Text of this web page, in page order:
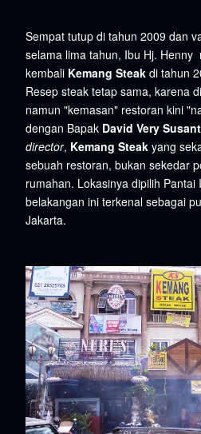
Sempat tutup di tahun 2009 dan
selama lima tahun, Ibu Hj. Henny
kembali Kemang Steak di tahun
Resep steak tetap sama, karena
namun "kemasan" restoran kini
dengan Bapak David Very
director, Kemang Steak yang
sebuah restoran, bukan sekedar
rumahan. Lokasinya dipilih Pantai
belakangan ini terkenal sebagai
Jakarta.